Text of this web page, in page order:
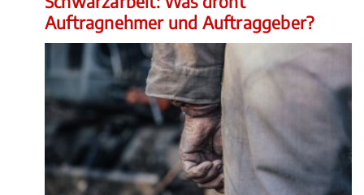
Auftragnehmer und Auftraggeber?